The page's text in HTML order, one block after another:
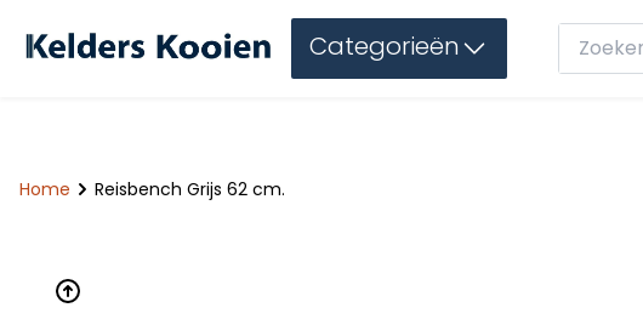
Categorieën
Home Reisbench Grijs 62 cm.